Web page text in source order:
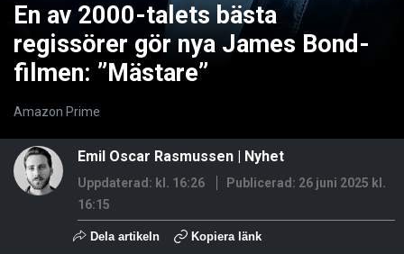
En av 2000-talets bästa
regissörer gör nya James Bond-
filmen: ”Mästare”
Amazon Prime
Emil Oscar Rasmussen | Nyhet
Uppdaterad: kl. 16:26 Publicerad: 26 juni 2025 kl.
16:15
Dela artikeln Kopiera länk